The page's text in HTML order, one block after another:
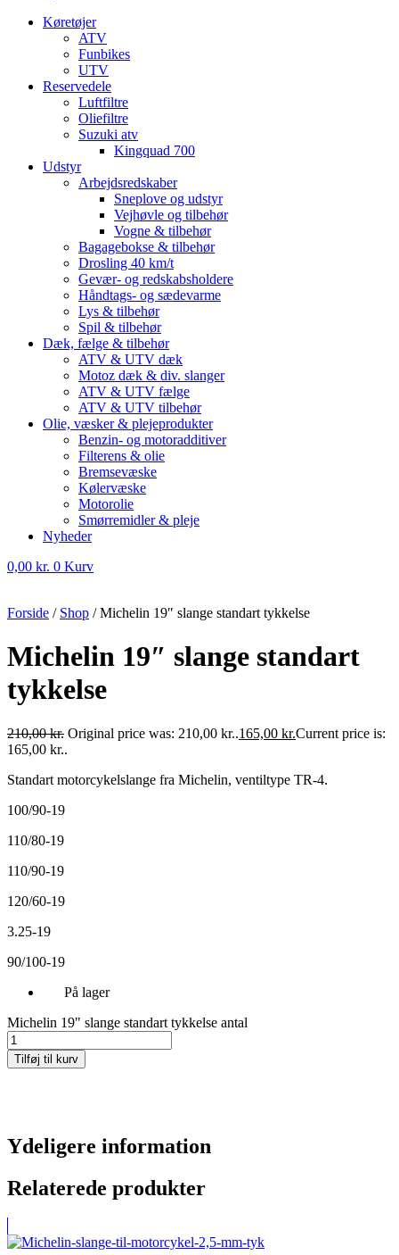
Køretøjer
ATV
Funbikes
UTV
Reservedele
Luftfiltre
Oliefiltre
Suzuki atv
Kingquad 700
Udstyr
Arbejdsredskaber
Sneplove og udstyr
Vejhøvle og tilbehør
Vogne & tilbehør
Bagagebokse & tilbehør
Drosling 40 km/t
Gevær- og redskabsholdere
Håndtags- og sædevarme
Lys & tilbehør
Spil & tilbehør
Dæk, fælge & tilbehør
ATV & UTV dæk
Motoz dæk & div. slanger
ATV & UTV fælge
ATV & UTV tilbehør
Olie, væsker & plejeprodukter
Benzin- og motoradditiver
Filterens & olie
Bremsevæske
Kølervæske
Motorolie
Smørremidler & pleje
Nyheder
0,00 kr. 0 Kurv
Forside / Shop /Michelin 19″ slange standart tykkelse
Michelin 19″ slange standart
tykkelse
210,00kr. Original price was: 210,00 kr..165,00 kr.Current price is:
165,00 kr..
Standart motorcykelslange fra Michelin, ventiltype TR-4.
100/90-19
110/80-19
110/90-19
120/60-19
3.25-19
90/100-19
På lager
Michelin 19" slange standart tykkelse antal
Tilføj til kurv
Ydeligere information
Relaterede produkter